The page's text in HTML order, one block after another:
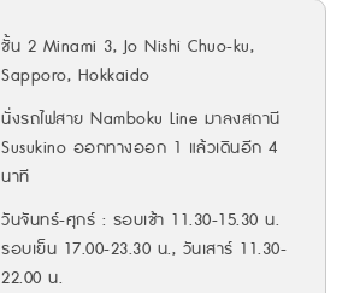
ชั้น 2 Minami 3, Jo Nishi Chuo-ku,
Sapporo, Hokkaido
นั่งรถไฟสาย Namboku Line มาลงสถานี
Susukino ออกทางออก 1 แล้วเดินอีก 4
นาที
วันจันทร์-ศุกร์ : รอบเช้า 11.30-15.30 น.
รอบเย็น 17.00-23.30 น., วันเสาร์ 11.30-
22.00 น.